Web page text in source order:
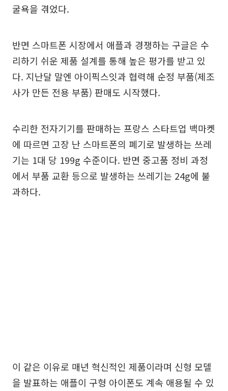
굴욕을 겪었다.
반면 스마트폰 시장에서 애플과 경쟁하는 구글은 수
리하기 쉬운 제품 설계를 통해 높은 평가를 받고 있
다. 지난달 말엔 아이픽스잇과 협력해 순정 부품(제조
사가 만든 전용 부품) 판매도 시작했다.
수리한 전자기기를 판매하는 프랑스 스타트업 백마켓
에 따르면 고장 난 스마트폰의 폐기로 발생하는 쓰레
기는 1대 당 199g 수준이다. 반면 중고품 정비 과정
에서 부품 교환 등으로 발생하는 쓰레기는 24g에 불
과하다.
이 같은 이유로 매년 혁신적인 제품이라며 신형 모델
을 발표하는 애플이 구형 아이폰도 계속 애용될 수 있